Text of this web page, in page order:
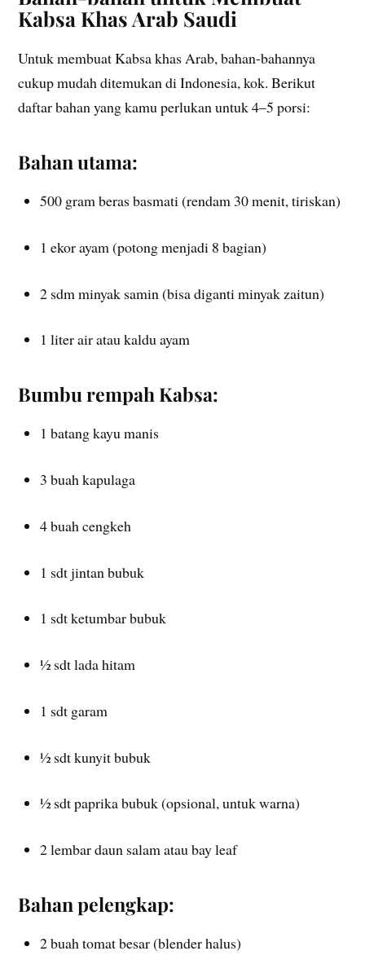
Kabsa Khas Arab Saudi
Untuk membuat Kabsa khas Arab, bahan-bahannya
cukup mudah ditemukan di Indonesia, kok. Berikut
daftar bahan yang kamu perlukan untuk 4–5 porsi:
Bahan utama:
500 gram beras basmati (rendam 30 menit, tiriskan)
1 ekor ayam (potong menjadi 8 bagian)
2 sdm minyak samin (bisa diganti minyak zaitun)
1 liter air atau kaldu ayam
Bumbu rempah Kabsa:
1 batang kayu manis
3 buah kapulaga
4 buah cengkeh
1 sdt jintan bubuk
1 sdt ketumbar bubuk
½ sdt lada hitam
1 sdt garam
½ sdt kunyit bubuk
½ sdt paprika bubuk (opsional, untuk warna)
2 lembar daun salam atau bay leaf
Bahan pelengkap:
2 buah tomat besar (blender halus)